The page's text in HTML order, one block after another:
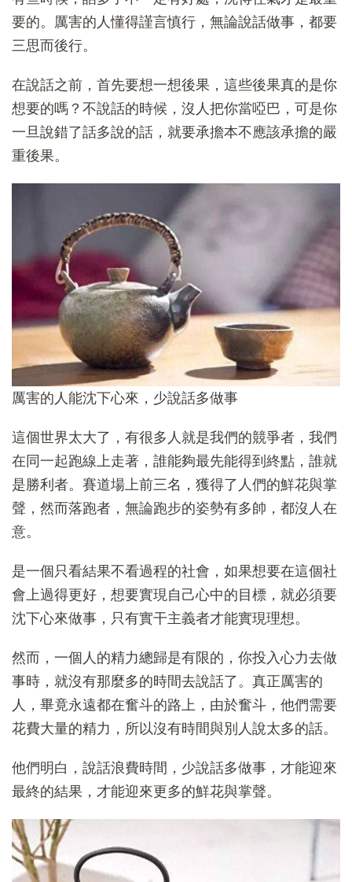
要的。厲害的人懂得謹言慎行，無論說話做事，都要
三思而後行。
在說話之前，首先要想一想後果，這些後果真的是你
想要的嗎？不說話的時候，沒人把你當啞巴，可是你
一旦說錯了話多說的話，就要承擔本不應該承擔的嚴
重後果。
厲害的人能沈下心來，少說話多做事
這個世界太大了，有很多人就是我們的競爭者，我們
在同一起跑線上走著，誰能夠最先能得到終點，誰就
是勝利者。賽道場上前三名，獲得了人們的鮮花與掌
聲，然而落跑者，無論跑步的姿勢有多帥，都沒人在
意。
是一個只看結果不看過程的社會，如果想要在這個社
會上過得更好，想要實現自己心中的目標，就必須要
沈下心來做事，只有實干主義者才能實現理想。
然而，一個人的精力總歸是有限的，你投入心力去做
事時，就沒有那麼多的時間去說話了。真正厲害的
人，畢竟永遠都在奮斗的路上，由於奮斗，他們需要
花費大量的精力，所以沒有時間與別人說太多的話。
他們明白，說話浪費時間，少說話多做事，才能迎來
最終的結果，才能迎來更多的鮮花與掌聲。